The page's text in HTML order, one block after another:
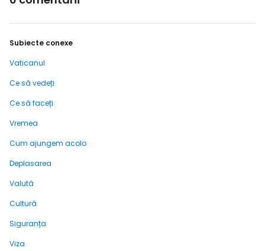
Subiecte conexe
Vaticanul
Ce să vedeți
Ce să faceți
Vremea
Cum ajungem acolo
Deplasarea
Valută
Cultură
Siguranța
Viza